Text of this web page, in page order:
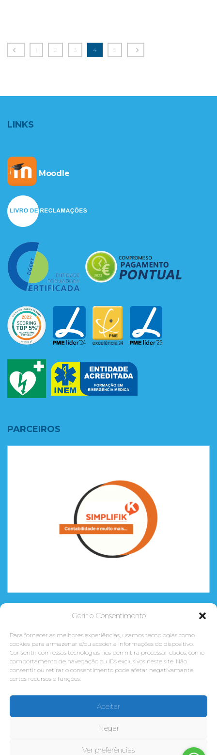
Gerir o Consentimento
Para fornecer as melhores experiências, usamos tecnologias como
cookies para armazenar e/ou aceder a informações do dispositivo.
Consentir com essas tecnologias nos permitirá processar dados, como
comportamento de navegação ou IDs exclusivos neste site. Não
consentir ou retirar o consentimento pode afetar negativamante
certos recursos e funções.
Aceitar
Negar
Ver preferências
1 2 3 4 5
LINKS
Moodle
PARCEIROS
CONCLUSÃO DO 12º ANO
FORMAÇÃO = PROFISSÃO
CURSOS TEMÁTICOS
WORKSHOPS
FORMAÇÃO À MEDIDA PARA EMPRESAS
Direitos Reservados © Escola Do